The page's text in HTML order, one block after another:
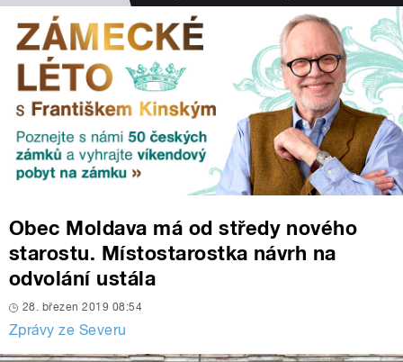
Obec Moldava má od středy nového
starostu. Místostarostka návrh na
odvolání ustála
28. březen 2019 08:54
Zprávy ze Severu